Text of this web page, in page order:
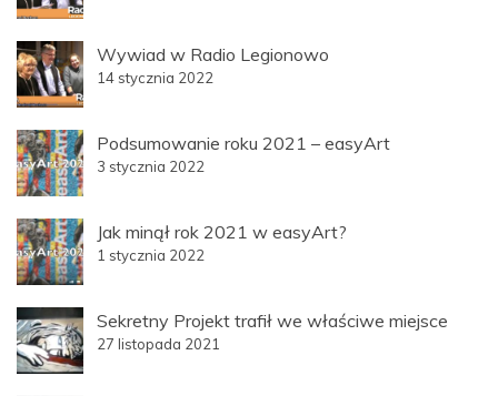
Wywiad w Radio Legionowo
14 stycznia 2022
Podsumowanie roku 2021 – easyArt
3 stycznia 2022
Jak minął rok 2021 w easyArt?
1 stycznia 2022
Sekretny Projekt trafił we właściwe miejsce
27 listopada 2021